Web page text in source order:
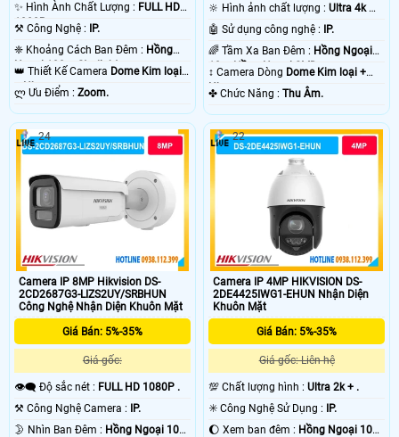
✨ Hình Ành Chất Lượng : FULL HD
1080P .
⚒ Công Nghệ :
IP.
❈ Khoảng Cách Ban Đêm : Hồng
Ngoại 100m Starlight.
👑 Thiết Kế Camera Dome Kim loại
+ Nhựa.
️ლ Ưu Điểm : Zoom.
🔆 Hình ảnh chất lượng :Ultra 4k 👍🏾
.
🤖️ Sử dụng công nghệ :
IP.
🌈 Tầm Xa Ban Đêm : Hồng Ngoại
10m Hồng Ngoại SMD.
↕️ Camera Dòng Dome Kim loại +
Nhựa.
️✤ Chức Năng :Thu Âm.
Camera IP 8MP Hikvision DS-
2CD2687G3-LIZS2UY/SRBHUN
Công Nghệ Nhận Diện Khuôn Mặt
Giá Bán: 5%-35%
Giá gốc:
👁️‍🗨 Độ sắc nét : FULL HD 1080P .
⚒ Công Nghệ Camera : IP.
🌛 Nhìn Ban Đêm : Hồng Ngoại 10m
24
Camera IP 4MP HIKVISION DS-
2DE4425IWG1-EHUN Nhận Diện
Khuôn Mặt
Giá Bán: 5%-35%
Giá gốc: Liên hệ
💯 Chất lượng hình :Ultra 2k + .
✳️ Công Nghệ Sử Dụng : IP.
🌔 Xem ban đêm : Hồng Ngoại 10m
22